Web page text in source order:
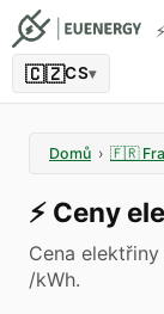
🇨🇿CS▾
Domů › 🇫🇷
⚡️ Ceny
Cena
/kWh.